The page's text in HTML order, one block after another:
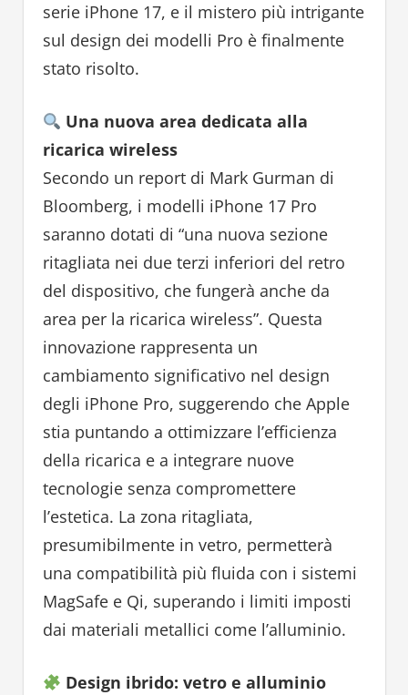
serie iPhone 17, e il mistero più intrigante
sul design dei modelli Pro è finalmente
stato risolto.
Una nuova area dedicata alla
ricarica wireless
Secondo un report di Mark Gurman di
Bloomberg, i modelli iPhone 17 Pro
saranno dotati di “una nuova sezione
ritagliata nei due terzi inferiori del retro
del dispositivo, che fungerà anche da
area per la ricarica wireless”. Questa
innovazione rappresenta un
cambiamento significativo nel design
degli iPhone Pro, suggerendo che Apple
stia puntando a ottimizzare l’efficienza
della ricarica e a integrare nuove
tecnologie senza compromettere
l’estetica. La zona ritagliata,
presumibilmente in vetro, permetterà
una compatibilità più fluida con i sistemi
MagSafe e Qi, superando i limiti imposti
dai materiali metallici come l’alluminio.
Design ibrido: vetro e alluminio